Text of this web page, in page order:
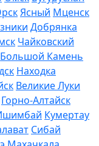
Ясный Мценск
Добрянка
Чайковский
Большой Камень
Находка
Великие Луки
Горно-Алтайск
Кумертау
Сибай